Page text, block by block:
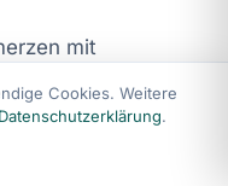
mit
Ohnmacht
Cookies. Weitere
Datenschutzerklärung.